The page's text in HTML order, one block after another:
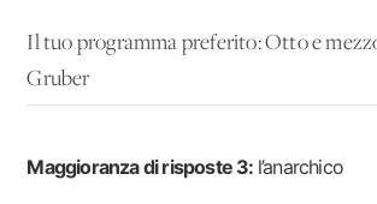
Il tuo programma preferito: Otto e
Gruber
Maggioranza di risposte 3: l’anarchico